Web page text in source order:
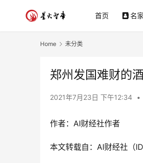
首页 名
Home 未分类
郑州发国难财的
2021年7月23日 下午12:34 •
作者：AI财经社作者
本文转载自：AI财经社（